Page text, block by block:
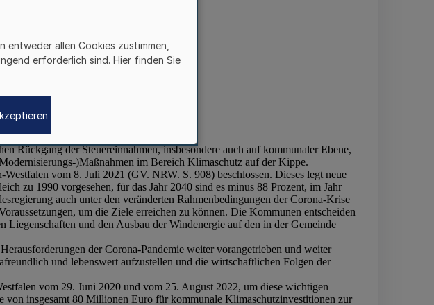
entweder allen Cookies zustimmen,
erforderlich sind. Hier finden Sie